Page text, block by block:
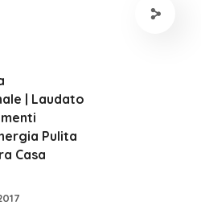
| Laudato
Pulita
Casa